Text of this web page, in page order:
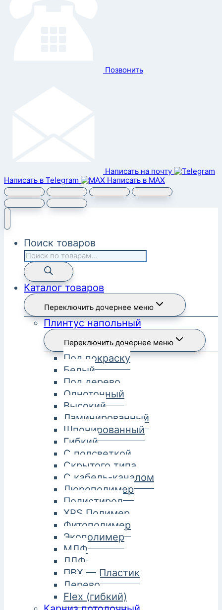
Позвонить
Написать на почту
Написать в Telegram
Написать в MAX
Поиск товаров
Каталог товаров
Переключить дочернее меню
Плинтус напольный
Переключить дочернее меню
Под покраску
Белый
Под дерево
Однотонный
Высокий
Ламинированный
Шпонированный
Гибкий
С подсветкой
Скрытого типа
С кабель-каналом
Дюрополимер
Полистирол
XPS Полимер
Фитополимер
Экополимер
МДФ
ЛДФ
ПВХ — Пластик
Дерево
Flex (гибкий)